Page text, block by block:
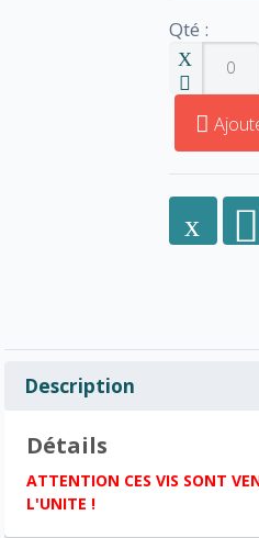
Qté :
Description
Détails
ATTENTION CES VIS SONT
L'UNITE !